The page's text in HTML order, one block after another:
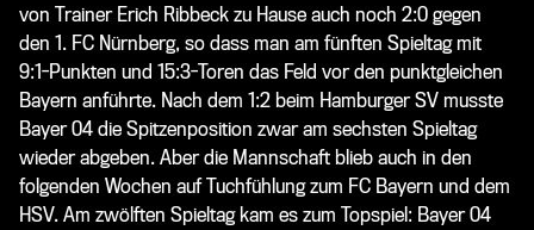
von Trainer Erich Ribbeck zu Hause auch noch 2:0 gegen
den 1. FC Nürnberg, so dass man am fünften Spieltag mit
9:1-Punkten und 15:3-Toren das Feld vor den punktgleichen
Bayern anführte. Nach dem 1:2 beim Hamburger SV musste
Bayer 04 die Spitzenposition zwar am sechsten Spieltag
wieder abgeben. Aber die Mannschaft blieb auch in den
folgenden Wochen auf Tuchfühlung zum FC Bayern und dem
HSV. Am zwölften Spieltag kam es zum Topspiel: Bayer 04